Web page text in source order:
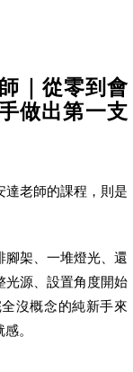
｜從零到會
做出第一支
達老師的課程，則是
腳架、一堆燈光、還
光源、設置角度開始
沒概念的純新手來
。